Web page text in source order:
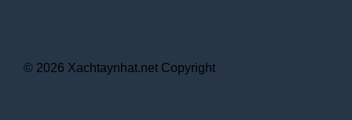
© 2026 Xachtaynhat.net Copyright